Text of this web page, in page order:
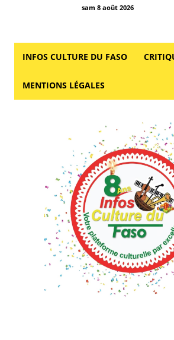
sam 8 août 2026
INFOS CULTURE DU FASO
MENTIONS LÉGALES